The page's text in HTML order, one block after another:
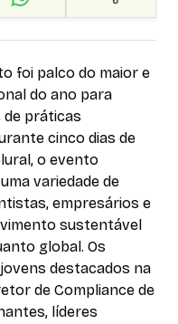
foi palco do maior e
do ano para
de práticas
cinco dias de
o evento
variedade de
empresários e
sustentável
global. Os
destacados na
de Compliance de
líderes